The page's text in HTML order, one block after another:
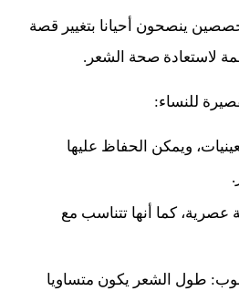
ينصحون أحيانا بتغيير قصة
لاستعادة صحة الشعر.
للنساء:
ويمكن الحفاظ عليها
عصرية، كما أنها تتناسب مع
طول الشعر يكون متساويا